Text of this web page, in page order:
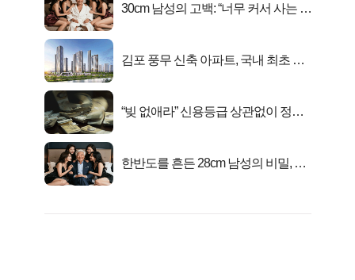
30cm 남성의 고백: “너무 커서 사는 게
김포 풍무 신축 아파트, 국내 최초 반
“빚 없애라” 신용등급 상관없이 정부
한반도를 흔든 28cm 남성의 비밀, 매